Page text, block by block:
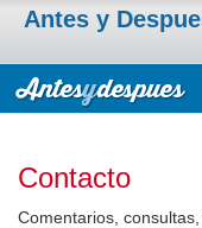
Antes y
Contacto
Comentarios,